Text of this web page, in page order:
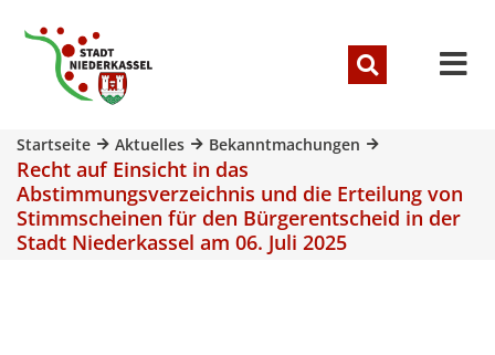
Startseite Aktuelles Bekanntmachungen
Recht auf Einsicht in das
Abstimmungsverzeichnis und die Erteilung von
Stimmscheinen für den Bürgerentscheid in der
Stadt Niederkassel am 06. Juli 2025